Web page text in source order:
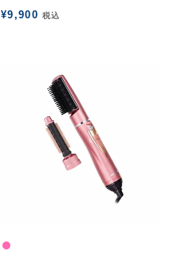
¥9,900 税込
ピンク